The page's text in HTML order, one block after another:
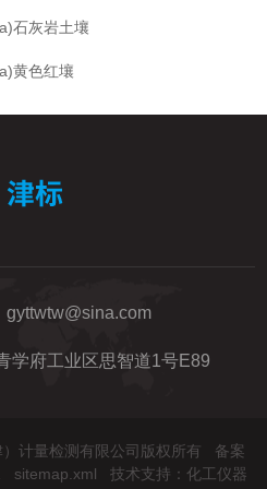
石灰岩土壤
黄色红壤
gyttwtw@sina.com
学府工业区思智道1号E89
计量检测有限公司版权所有 备案
sitemap.xml 技术支持： 化工仪器